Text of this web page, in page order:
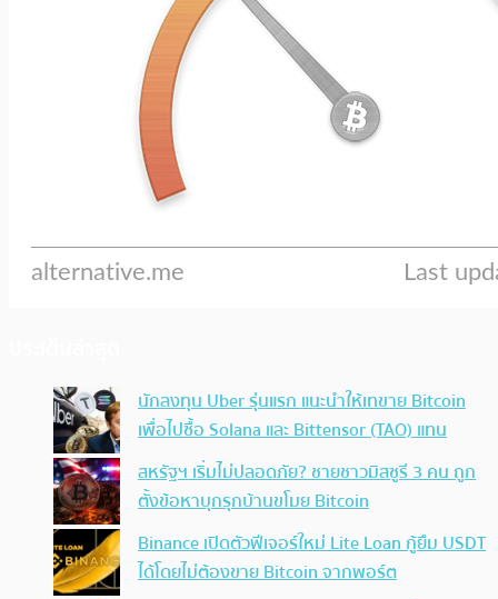
นักลงทุน Uber รุ่นแรก แนะนำให้เทขาย Bitcoin
เพื่อไปซื้อ Solana และ Bittensor (TAO) แทน
สหรัฐฯ เริ่มไม่ปลอดภัย? ชายชาวมิสซูรี 3 คน ถูก
ตั้งข้อหาบุกรุกบ้านขโมย Bitcoin
Binance เปิดตัวฟีเจอร์ใหม่ Lite Loan กู้ยืม USDT
ได้โดยไม่ต้องขาย Bitcoin จากพอร์ต